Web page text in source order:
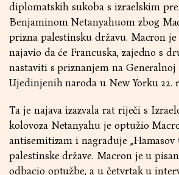
diplomatskih sukoba s izraelskim
Benjaminom Netanyahuom zbog
prizna palestinsku državu. Macron
najavio da će Francuska, zajedno s
nastaviti s priznanjem na
Ujedinjenih naroda u New Yorku 22.
Ta je najava izazvala rat riječi s
kolovoza Netanyahu je optužio
antisemitizam i nagrađuje
palestinske države. Macron je u
odbacio optužbe, a u četvrtak u